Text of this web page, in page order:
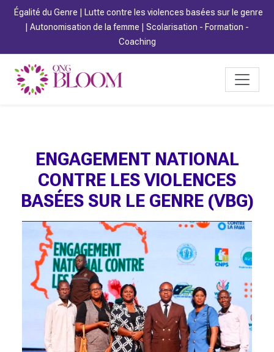
Égalité du Genre | Lutte contre les violences basées sur le genre
| Autonomisation de la femme | Scolarisation - Formation -
Coaching
ENGAGEMENT NATIONAL
CONTRE LES VIOLENCES
BASÉES SUR LE GENRE (VBG)